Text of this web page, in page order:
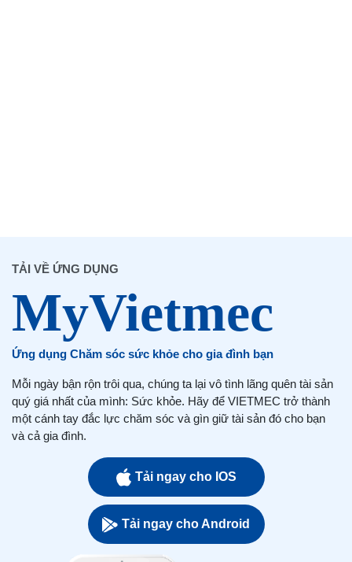
TẢI VỀ ỨNG DỤNG
Ứng dụng Chăm sóc sức khỏe cho gia đình bạn
Mỗi ngày bận rộn trôi qua, chúng ta lại vô tình lãng quên tài sản
quý giá nhất của mình: Sức khỏe. Hãy để VIETMEC trở thành
một cánh tay đắc lực chăm sóc và gìn giữ tài sản đó cho bạn
và cả gia đình.
Tải ngay cho IOS
Tải ngay cho Android